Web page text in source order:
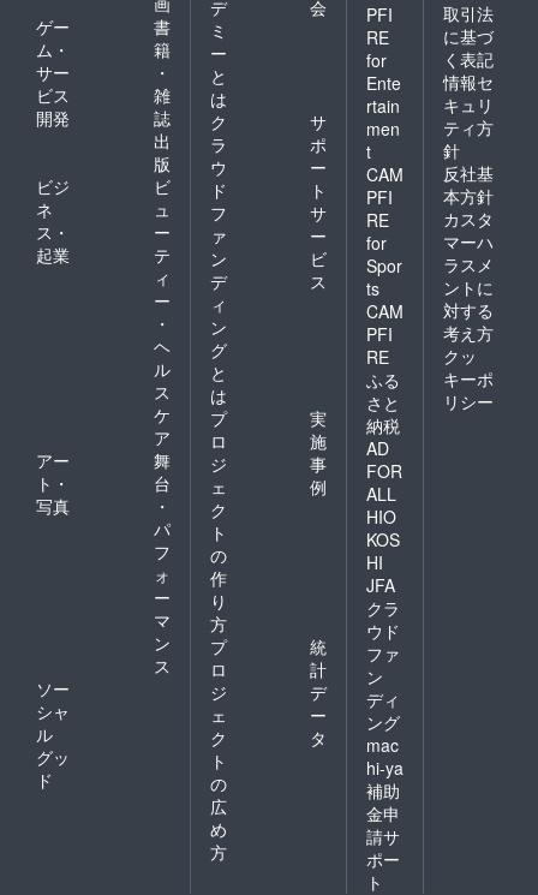
ゲー
ム・
サー
ビス
開発
書
籍
・
雑
誌
出
版
ビジ
ネ
ス・
起業
ビ
ュ
ー
テ
ィ
ー
・
ヘ
ル
ス
ケ
ア
アー
ト・
写真
舞
台
・
パ
フ
ォ
ー
マ
ン
ス
ソー
シャ
ル
グッ
ド
デ
ミ
ー
と
は
会
ク
ラ
ウ
ド
フ
ァ
ン
デ
ィ
ン
グ
と
は
サ
ポ
ー
ト
サ
ー
ビ
ス
プ
ロ
ジ
ェ
ク
ト
の
作
り
方
実
施
事
例
プ
ロ
ジ
ェ
ク
ト
の
広
め
方
統
計
デ
ー
タ
PFI
RE
for
Ente
rtain
men
t
CAM
PFI
RE
for
Spor
ts
CAM
PFI
RE
ふる
さと
納税
AD
FOR
ALL
HIO
KOS
HI
JFA
クラ
ウド
ファ
ン
ディ
ング
mac
hi-ya
補助
金申
請サ
ポー
ト
取引法
に基づ
く表記
情報セ
キュリ
ティ方
針
反社基
本方針
カスタ
マーハ
ラスメ
ントに
対する
考え方
クッ
キーポ
リシー